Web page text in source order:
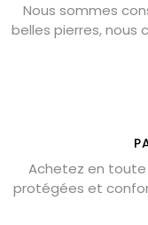
Chrysocolle :
Obsidienne
Véritable citrine
Où placer la
Cornaline :
Capricorne :
Nous sommes
belles pierres, nous
Achetez en
protégées et